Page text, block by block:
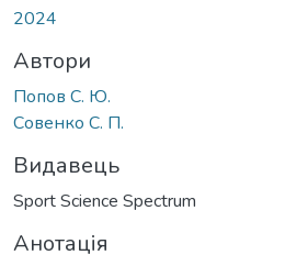
2024
Автори
Попов С. Ю.
Совенко С. П.
Видавець
Sport Science Spectrum
Анотація